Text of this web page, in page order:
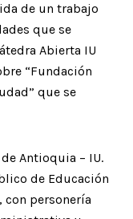
de un trabajo
que se
Abierta IU
“Fundación
que se
Antioquia – IU.
de Educación
personería